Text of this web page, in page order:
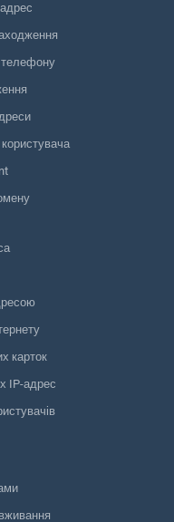
телефону
карток
IP-адрес